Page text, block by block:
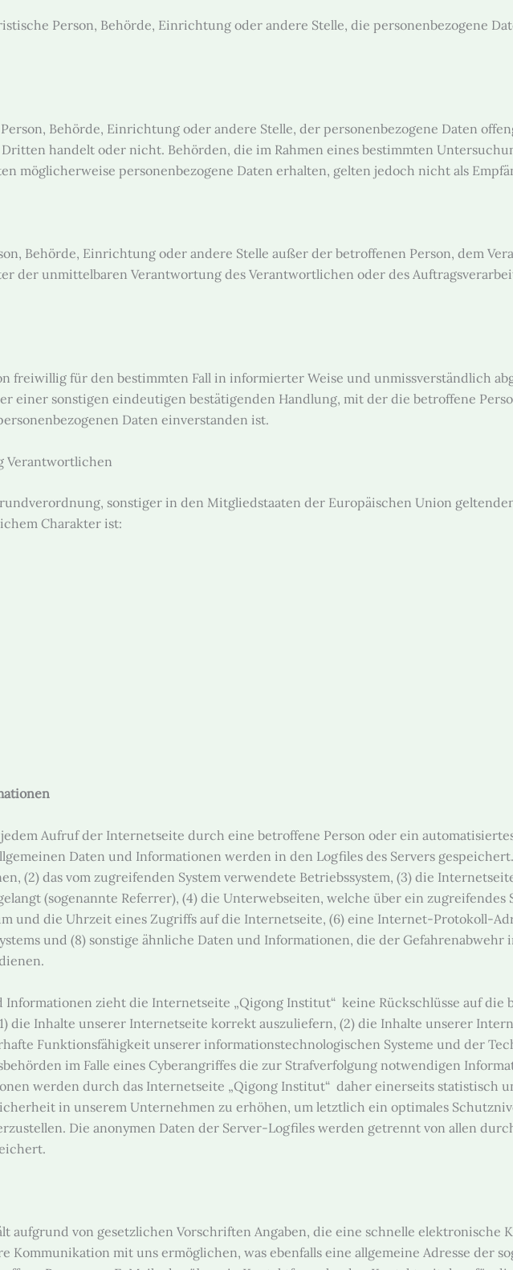
Person, Behörde, Einrichtung oder andere Stelle, die personenbezogene
Behörde, Einrichtung oder andere Stelle, der personenbezogene Daten
handelt oder nicht. Behörden, die im Rahmen eines bestimmten
möglicherweise personenbezogene Daten erhalten, gelten jedoch nicht als
Behörde, Einrichtung oder andere Stelle außer der betroffenen Person, dem
der unmittelbaren Verantwortung des Verantwortlichen oder des
freiwillig für den bestimmten Fall in informierter Weise und unmissverständlich
einer sonstigen eindeutigen bestätigenden Handlung, mit der die betroffene
Daten einverstanden ist.
Verantwortlichen
sonstiger in den Mitgliedstaaten der Europäischen Union
Charakter ist:
Aufruf der Internetseite durch eine betroffene Person oder ein
Daten und Informationen werden in den Logfiles des Servers
(2) das vom zugreifenden System verwendete Betriebssystem, (3) die
(sogenannte Referrer), (4) die Unterwebseiten, welche über ein zugreifendes
und die Uhrzeit eines Zugriffs auf die Internetseite, (6) eine Internet-Protokoll-
und (8) sonstige ähnliche Daten und Informationen, die der Gefahrenabwehr
zieht die Internetseite „Qigong Institut“ keine Rückschlüsse auf die
die Inhalte unserer Internetseite korrekt auszuliefern, (2) die Inhalte unserer
Funktionsfähigkeit unserer informationstechnologischen Systeme und der
im Falle eines Cyberangriffes die zur Strafverfolgung notwendigen
werden durch das Internetseite „Qigong Institut“ daher einerseits statistisch
in unserem Unternehmen zu erhöhen, um letztlich ein optimales
Die anonymen Daten der Server-Logfiles werden getrennt von allen
aufgrund von gesetzlichen Vorschriften Angaben, die eine schnelle elektronische
Kommunikation mit uns ermöglichen, was ebenfalls eine allgemeine Adresse der